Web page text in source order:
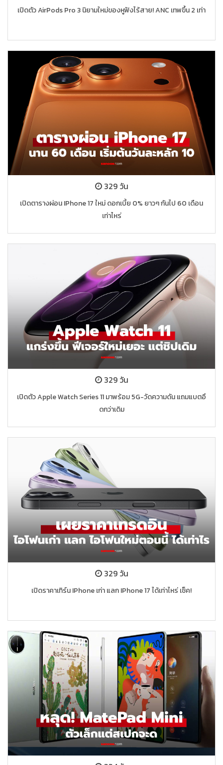
เปิดตัว AirPods Pro 3 นิยามใหม่ของหูฟังไร้สาย! ANC เทพขึ้น 2 เท่า
329 วัน
เปิดตารางผ่อน IPhone 17 ใหม่ ดอกเบี้ย 0% ยาวๆ กันไป 60 เดือน
เท่าไหร่
329 วัน
เปิดตัว Apple Watch Series 11 มาพร้อม 5G-วัดความดัน แถมแบตอึ
ดกว่าเดิม
329 วัน
เปิดราคาเทิร์น IPhone เก่า แลก IPhone 17 ได้เท่าไหร่ เช็ค!